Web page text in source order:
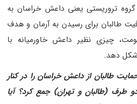
گروه تروریستی یعنی داعش خراسان به
طالبان برای رسیدن به آرمان و هدف
چیزی نظیر داعش خاورمیانه با
شکل دهد.
طالبان از داعش خراسان را در کنار
طرف (طالبان و تهران) جمع کرد؟ آیا